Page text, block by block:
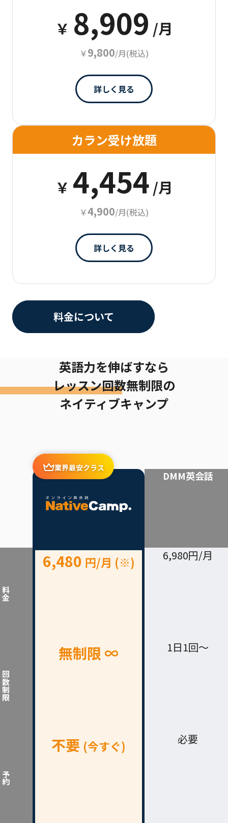
￥ 8,909 /月
￥9,800/月(税込)
詳しく見る
カラン受け放題
￥ 4,454 /月
￥4,900/月(税込)
詳しく見る
料金について
英語力を伸ばすなら
レッスン回数無制限の
ネイティブキャンプ
料金
回数制限
予約
業界最安クラス
6,480 円/月 (※)
無制限 ∞
不要 (今すぐ)
DMM英会話
6,980円/月
1日1回～
必要